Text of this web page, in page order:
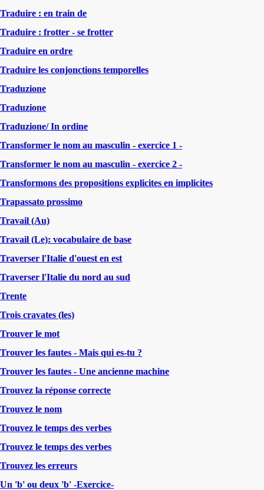
Traduire : en train de
Traduire : frotter - se frotter
Traduire en ordre
Traduire les conjonctions temporelles
Traduzione
Traduzione
Traduzione/ In ordine
Transformer le nom au masculin - exercice 1 -
Transformer le nom au masculin - exercice 2 -
Transformons des propositions explicites en implicites
Trapassato prossimo
Travail (Au)
Travail (Le): vocabulaire de base
Traverser l'Italie d'ouest en est
Traverser l'Italie du nord au sud
Trente
Trois cravates (les)
Trouver le mot
Trouver les fautes - Mais qui es-tu ?
Trouver les fautes - Une ancienne machine
Trouvez la réponse correcte
Trouvez le nom
Trouvez le temps des verbes
Trouvez le temps des verbes
Trouvez les erreurs
Un 'b' ou deux 'b' -Exercice-